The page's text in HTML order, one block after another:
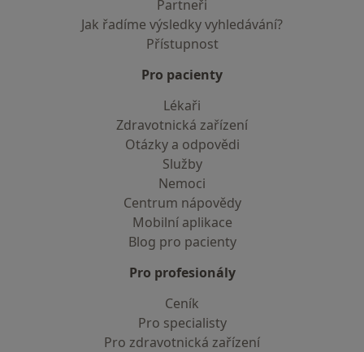
Partneři
Jak řadíme výsledky vyhledávání?
Přístupnost
Pro pacienty
Lékaři
Zdravotnická zařízení
Otázky a odpovědi
Služby
Nemoci
Centrum nápovědy
Mobilní aplikace
Blog pro pacienty
Pro profesionály
Ceník
Pro specialisty
Pro zdravotnická zařízení